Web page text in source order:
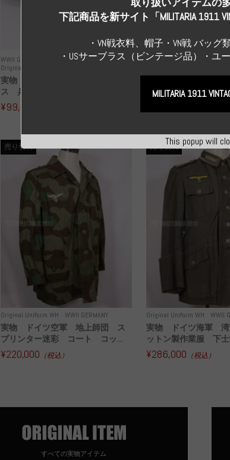
WWII GERMANY
Original Hat and Cap Other
実物 ドイツフォレストサービ
ス 兵・下士官用制帽 状態良い...
¥99,000
WWII GERMANY
防護警察 クラッシ
Original Uniform WH WWII GERMANY
売り切れ
実物 ドイツ空軍 地上師団 ス
プリンター迷彩 コート コッ...
¥220,000 （税込）
Original Uniform WH WWII
売り切れ
実物 ドイツ海軍
ットン製作業服 下
¥286,000 （税込）
すべての実物アイテム
This popup will
下記商品を新サイト「MILITARIA 1911
・VN戦衣料、帽子・VN戦 バッ
・USサーブラス（ビンテージ品）・
MILITARIA 1911